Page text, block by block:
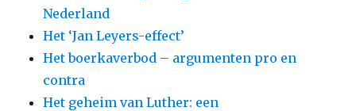
Nederland
Het ‘Jan Leyers-effect’
Het boerkaverbod – argumenten pro en
contra
Het geheim van Luther: een